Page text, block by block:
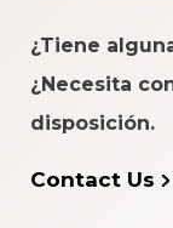
¿Tiene
¿Necesita
disposición.
Contact Us